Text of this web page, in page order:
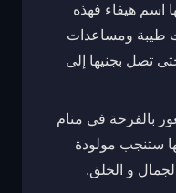
اسم هيفاء فهذه
طيبة ومساعدات
تصل بجنيها إلى
بالفرحة في منام
ستنجب مولودة
و الخلق.